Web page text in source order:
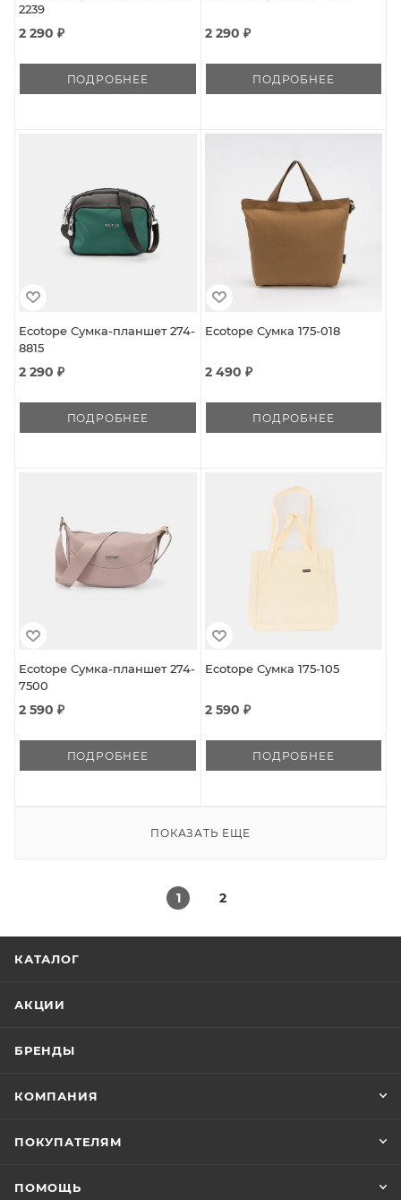
2239
2 290 ₽
ПОДРОБНЕЕ
2 290 ₽
ПОДРОБНЕЕ
Ecotope Сумка-планшет 274-
8815
2 290 ₽
ПОДРОБНЕЕ
Ecotope Сумка 175-018
2 490 ₽
ПОДРОБНЕЕ
Ecotope Сумка-планшет 274-
7500
2 590 ₽
ПОДРОБНЕЕ
Ecotope Сумка 175-105
2 590 ₽
ПОДРОБНЕЕ
ПОКАЗАТЬ ЕЩЕ
1 2
КАТАЛОГ
АКЦИИ
БРЕНДЫ
КОМПАНИЯ
ПОКУПАТЕЛЯМ
ПОМОЩЬ